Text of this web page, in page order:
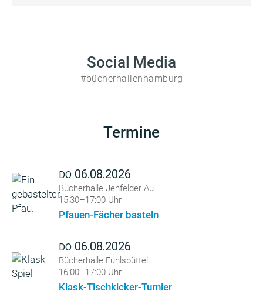
Social Media
#bücherhallenhamburg
Termine
DO 06.08.2026
Bücherhalle Jenfelder Au
15:30–17:00 Uhr
Pfauen-Fächer basteln
DO 06.08.2026
Bücherhalle Fuhlsbüttel
16:00–17:00 Uhr
Klask-Tischkicker-Turnier